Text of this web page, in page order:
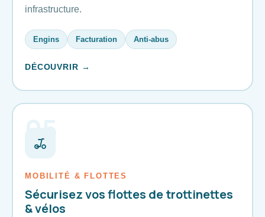
infrastructure.
Engins Facturation Anti-abus
DÉCOUVRIR →
05
MOBILITÉ & FLOTTES
Sécurisez vos flottes de trottinettes
& vélos